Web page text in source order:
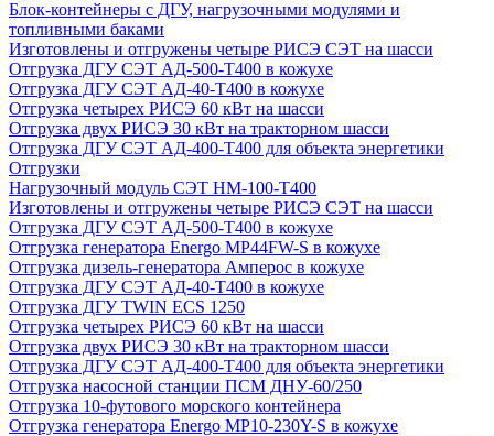
Блок-контейнеры с ДГУ, нагрузочными модулями и
топливными баками
Изготовлены и отгружены четыре РИСЭ СЭТ на шасси
Отгрузка ДГУ СЭТ АД-500-Т400 в кожухе
Отгрузка ДГУ СЭТ АД-40-Т400 в кожухе
Отгрузка четырех РИСЭ 60 кВт на шасси
Отгрузка двух РИСЭ 30 кВт на тракторном шасси
Отгрузка ДГУ СЭТ АД-400-Т400 для объекта энергетики
Отгрузки
Нагрузочный модуль СЭТ НМ-100-Т400
Изготовлены и отгружены четыре РИСЭ СЭТ на шасси
Отгрузка ДГУ СЭТ АД-500-Т400 в кожухе
Отгрузка генератора Energo MP44FW-S в кожухе
Отгрузка дизель-генератора Амперос в кожухе
Отгрузка ДГУ СЭТ АД-40-Т400 в кожухе
Отгрузка ДГУ TWIN ECS 1250
Отгрузка четырех РИСЭ 60 кВт на шасси
Отгрузка двух РИСЭ 30 кВт на тракторном шасси
Отгрузка ДГУ СЭТ АД-400-Т400 для объекта энергетики
Отгрузка насосной станции ПСМ ДНУ-60/250
Отгрузка 10-футового морского контейнера
Отгрузка генератора Energo MP10-230Y-S в кожухе